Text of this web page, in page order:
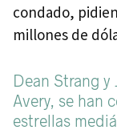
condado,
millones de
Dean Strang
Avery, se han
estrellas